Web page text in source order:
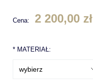
Cena: 2 200,00 zł
* MATERIAŁ: